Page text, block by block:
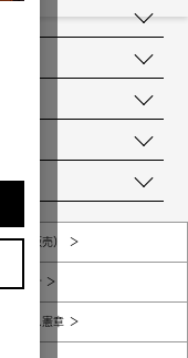
店頭販売）
護方針
アンス憲章